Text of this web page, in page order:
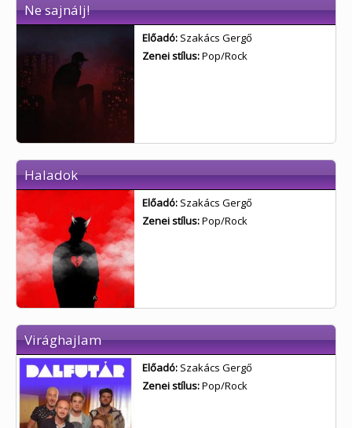
Ne sajnálj!
Előadó: Szakács Gergő
Zenei stílus:Pop/Rock
Haladok
Előadó: Szakács Gergő
Zenei stílus:Pop/Rock
Virághajlam
Előadó: Szakács Gergő
Zenei stílus:Pop/Rock